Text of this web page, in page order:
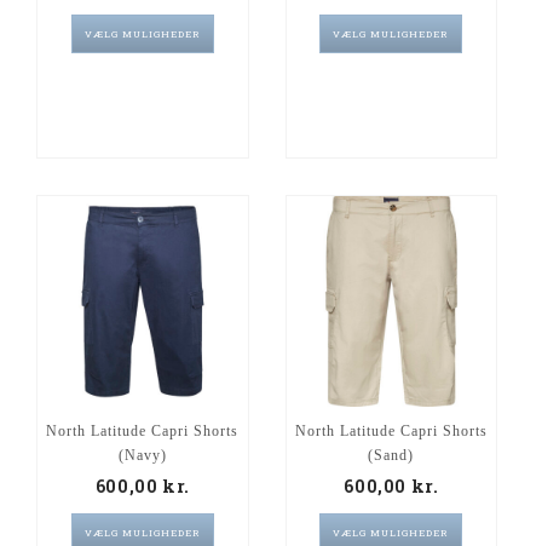
VÆLG MULIGHEDER VÆLG MULIGHEDER
North Latitude Capri Shorts
(Navy)
600,00kr.
VÆLG MULIGHEDER
North Latitude Capri Shorts
(Sand)
600,00 kr.
VÆLG MULIGHEDER